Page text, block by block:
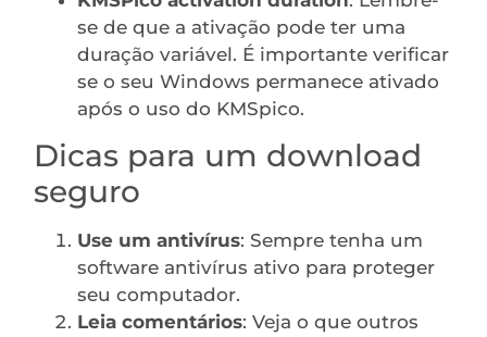
se de que a ativação pode ter uma
duração variável. É importante verificar
se o seu Windows permanece ativado
após o uso do KMSpico.
Dicas para um download
seguro
Use um antivírus: Sempre tenha um
software antivírus ativo para proteger
seu computador.
Leia comentários: Veja o que outros